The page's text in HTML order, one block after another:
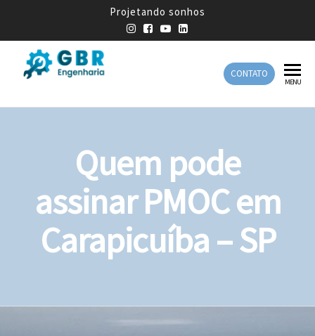
Projetando sonhos
Engenharia
Engenharia
CONTATO
MENU
Quem pode
assinar PMOC em
Carapicuíba – SP